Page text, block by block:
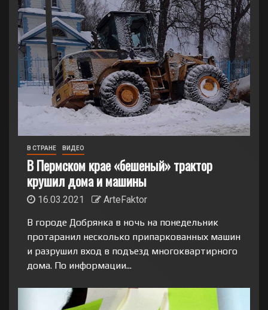
В СТРАНЕ ВИДЕО
В Пермском крае «бешеный» трактор
крушил дома и машины
16.03.2021
ArteFaktor
В городе Добрянка в ночь на понедельник
протаранил несколько припаркованных машин
и разрушил вход в подъезд многоквартирного
дома. По информации...